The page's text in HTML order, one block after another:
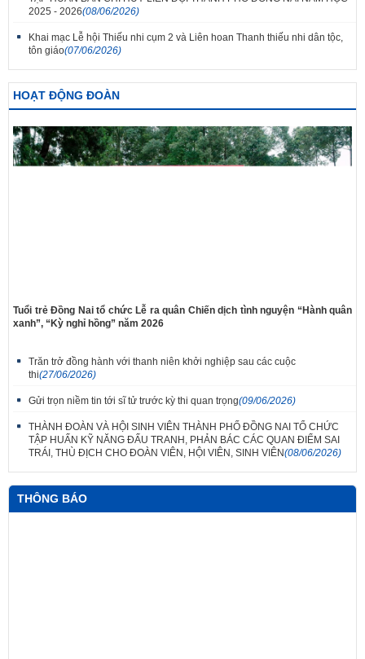
2025 - 2026(08/06/2026)
Khai mạc Lễ hội Thiếu nhi cụm 2 và Liên hoan Thanh thiếu nhi dân tộc,
tôn giáo(07/06/2026)
HOẠT ĐỘNG ĐOÀN
Tuổi trẻ Đồng Nai tổ chức Lễ ra quân Chiến dịch tình nguyện “Hành quân
xanh”, “Kỳ nghỉ hồng” năm 2026
Trăn trở đồng hành với thanh niên khởi nghiệp sau các cuộc
thi(27/06/2026)
Gửi trọn niềm tin tới sĩ tử trước kỳ thi quan trọng(09/06/2026)
THÀNH ĐOÀN VÀ HỘI SINH VIÊN THÀNH PHỐ ĐỒNG NAI TỔ CHỨC
TẬP HUẤN KỸ NĂNG ĐẤU TRANH, PHẢN BÁC CÁC QUAN ĐIỂM SAI
TRÁI, THÙ ĐỊCH CHO ĐOÀN VIÊN, HỘI VIÊN, SINH VIÊN(08/06/2026)
THÔNG BÁO